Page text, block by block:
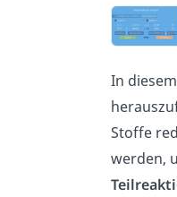
In
Stoffe
werden,